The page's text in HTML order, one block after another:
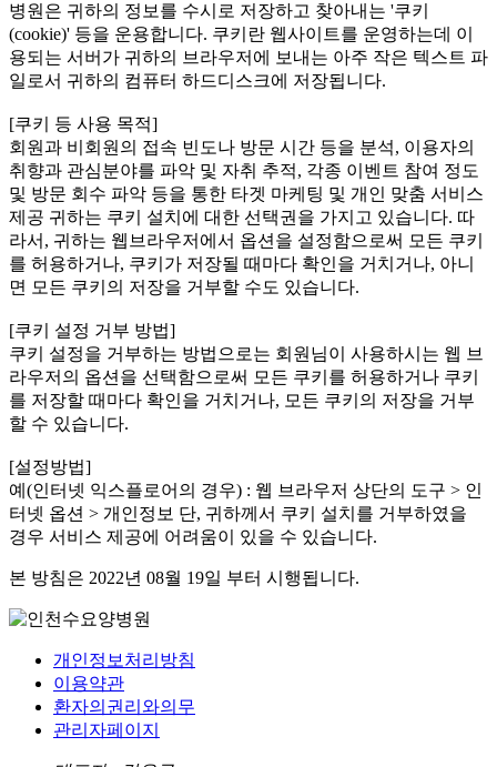
병원은 귀하의 정보를 수시로 저장하고 찾아내는 '쿠키
(cookie)' 등을 운용합니다. 쿠키란 웹사이트를 운영하는데 이
용되는 서버가 귀하의 브라우저에 보내는 아주 작은 텍스트 파
일로서 귀하의 컴퓨터 하드디스크에 저장됩니다.
[쿠키 등 사용 목적]
회원과 비회원의 접속 빈도나 방문 시간 등을 분석, 이용자의
취향과 관심분야를 파악 및 자취 추적, 각종 이벤트 참여 정도
및 방문 회수 파악 등을 통한 타겟 마케팅 및 개인 맞춤 서비스
제공 귀하는 쿠키 설치에 대한 선택권을 가지고 있습니다. 따
라서, 귀하는 웹브라우저에서 옵션을 설정함으로써 모든 쿠키
를 허용하거나, 쿠키가 저장될 때마다 확인을 거치거나, 아니
면 모든 쿠키의 저장을 거부할 수도 있습니다.
[쿠키 설정 거부 방법]
쿠키 설정을 거부하는 방법으로는 회원님이 사용하시는 웹 브
라우저의 옵션을 선택함으로써 모든 쿠키를 허용하거나 쿠키
를 저장할 때마다 확인을 거치거나, 모든 쿠키의 저장을 거부
할 수 있습니다.
[설정방법]
예(인터넷 익스플로어의 경우) : 웹 브라우저 상단의 도구 > 인
터넷 옵션 > 개인정보 단, 귀하께서 쿠키 설치를 거부하였을
경우 서비스 제공에 어려움이 있을 수 있습니다.
본 방침은 2022년 08월 19일 부터 시행됩니다.
개인정보처리방침
이용약관
환자의권리와의무
관리자페이지